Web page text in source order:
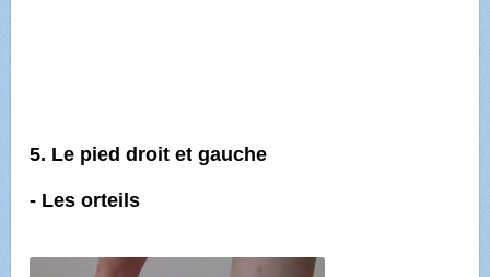
5. Le pied droit et gauche
- Les orteils